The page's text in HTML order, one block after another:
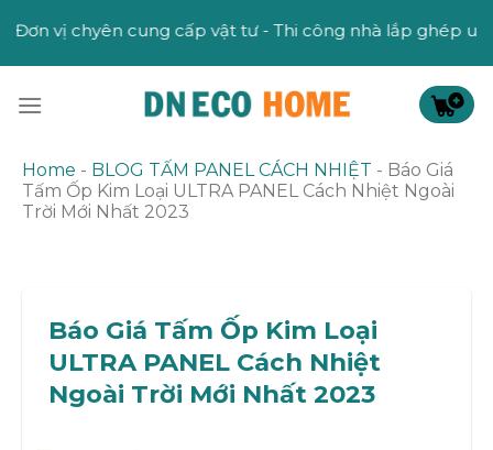
to
content
cấp vật tư - Thi công nhà lắp ghép uy tín
Home - BLOG TẤM PANEL CÁCH NHIỆT - Báo Giá
Tấm Ốp Kim Loại ULTRA PANEL Cách Nhiệt Ngoài
Trời Mới Nhất 2023
Báo Giá Tấm Ốp Kim Loại
ULTRA PANEL Cách Nhiệt
Ngoài Trời Mới Nhất 2023